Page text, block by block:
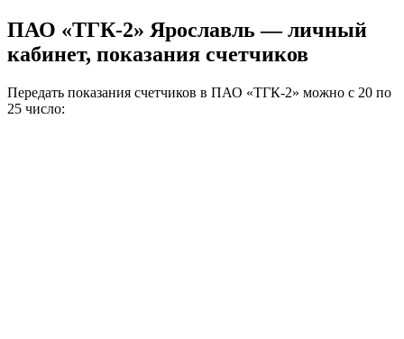
ПАО «ТГК-2» Ярославль — личный
кабинет, показания счетчиков
Передать показания счетчиков в ПАО «ТГК-2» можно с 20 по
25 число: